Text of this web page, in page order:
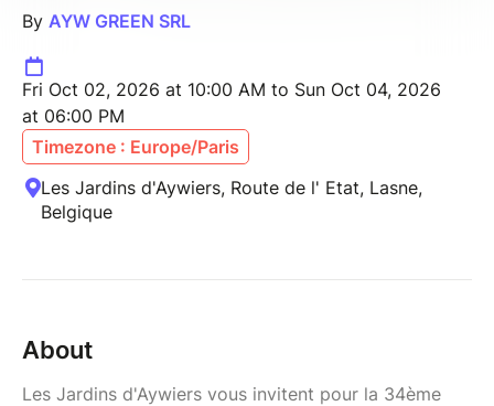
By AYW GREEN SRL
Fri Oct 02, 2026 at 10:00 AM to Sun Oct 04, 2026
at 06:00 PM
Timezone : Europe/Paris
Les Jardins d'Aywiers, Route de l' Etat, Lasne,
Belgique
About
Les Jardins d'Aywiers vous invitent pour la 34ème